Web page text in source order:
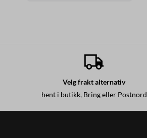
Velg frakt alternativ
hent i butikk, Bring eller Postnord